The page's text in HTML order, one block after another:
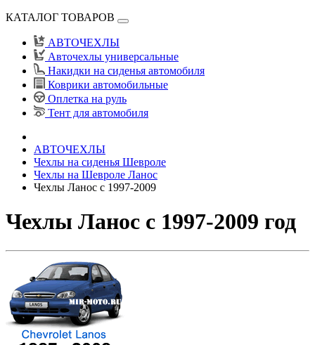
КАТАЛОГ ТОВАРОВ
АВТОЧЕХЛЫ
Авточехлы универсальные
Накидки на сиденья автомобиля
Коврики автомобильные
Оплетка на руль
Тент для автомобиля
АВТОЧЕХЛЫ
Чехлы на сиденья Шевроле
Чехлы на Шевроле Ланос
Чехлы Ланос с 1997-2009
Чехлы Ланос с 1997-2009 год